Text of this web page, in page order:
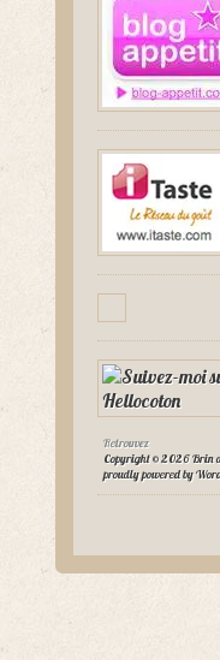
Retrouvez
Copyright © 2026 Brin
proudly powered by